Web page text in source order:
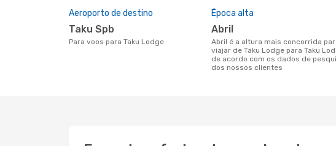
Aeroporto de destino
Taku Spb
Para voos para Taku Lodge
Época alta
abril
abril é a altura mais concorrida para
viajar de Taku Lodge para Taku
de acordo com os dados de
dos nossos clientes